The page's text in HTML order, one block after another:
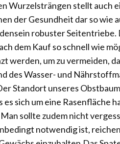
Wurzelsträngen stellt auch
der Gesundheit dar so wie
robuster Seitentriebe.
dem Kauf so schnell wie
werden, um zu vermeiden,
des Wasser- und
Standort unseres
sich um eine Rasenfläche
sollte zudem nicht
notwendig ist,